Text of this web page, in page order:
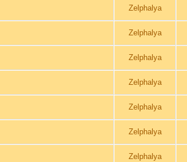
Zelphalya
Zelphalya
Zelphalya
Zelphalya
Zelphalya
Zelphalya
Zelphalya